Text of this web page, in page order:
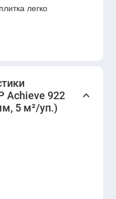
легко
Achieve 922
5 м²/уп.)